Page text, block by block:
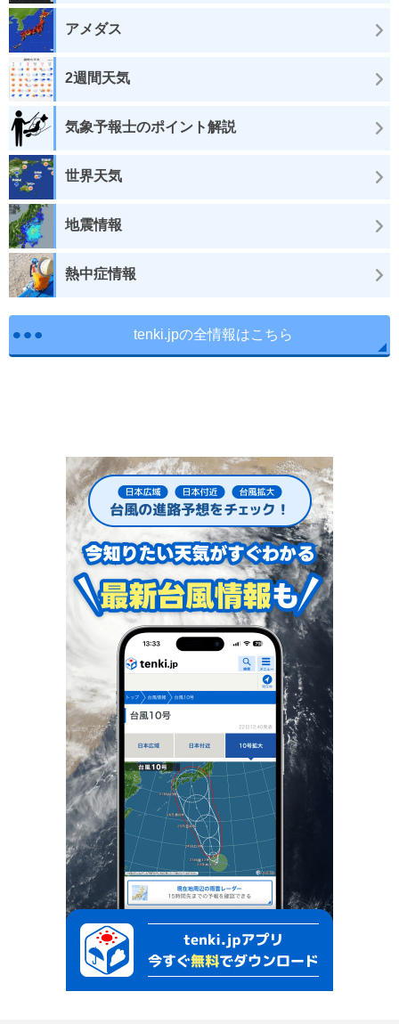
アメダス
2週間天気
気象予報士のポイント解説
世界天気
地震情報
熱中症情報
tenki.jpの全情報はこちら